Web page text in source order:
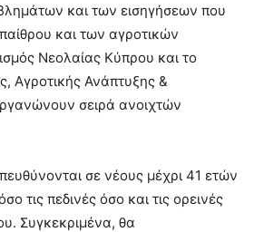
και των εισηγήσεων που
και των αγροτικών
Νεολαίας Κύπρου και το
Αγροτικής Ανάπτυξης &
σειρά ανοιχτών
σε νέους μέχρι 41 ετών
τις πεδινές όσο και τις ορεινές
Συγκεκριμένα, θα